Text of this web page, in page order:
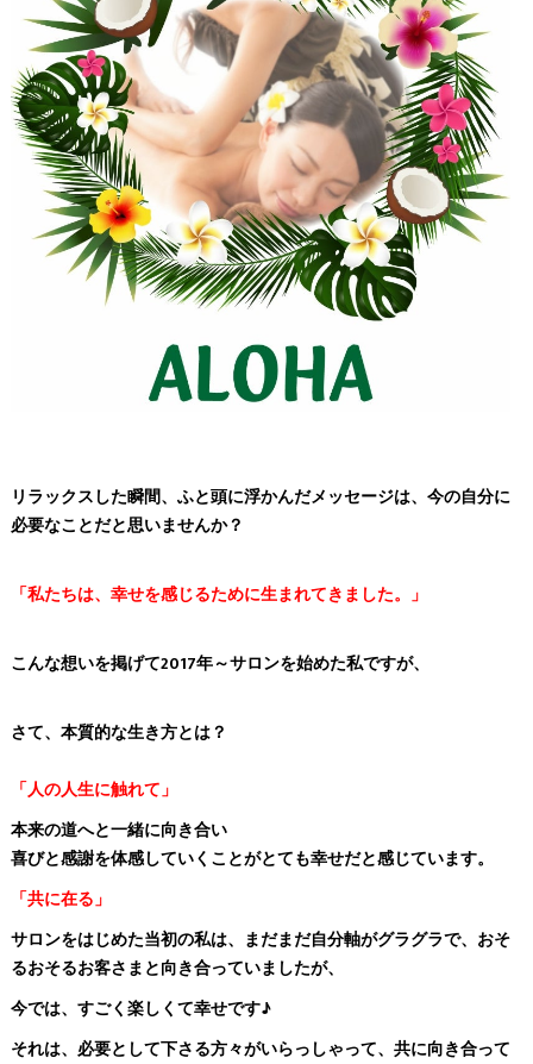
リラックスした瞬間、ふと頭に浮かんだメッセージは、今の自分に
必要なことだと思いませんか？
「私たちは、幸せを感じるために生まれてきました。」
こんな想いを掲げて2017年～サロンを始めた私ですが、
さて、本質的な生き方とは？
「人の人生に触れて」
本来の道へと一緒に向き合い
喜びと感謝を体感していくことがとても幸せだと感じています。
「共に在る」
サロンをはじめた当初の私は、まだまだ自分軸がグラグラで、おそ
るおそるお客さまと向き合っていましたが、
今では、すごく楽しくて幸せです♪
それは、必要として下さる方々がいらっしゃって、共に向き合って